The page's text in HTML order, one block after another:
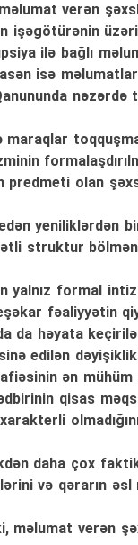
verən
işəgötürənin
ilə bağlı
isə
predmeti olan
yeniliklərdən
struktur
yalnız formal
fəaliyyətin
da həyata
edilən
ən
qisas
daha çox
və qərarın
məlumat verən